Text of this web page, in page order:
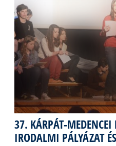
37. KÁRPÁT-MEDENCEI
IRODALMI PÁLYÁZAT